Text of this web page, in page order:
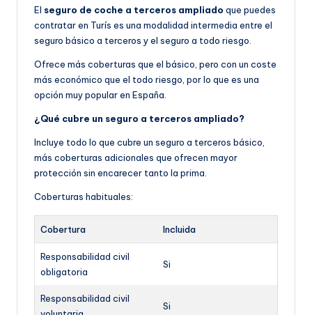
El seguro de coche a terceros ampliado que puedes
contratar en Turís es una modalidad intermedia entre el
seguro básico a terceros y el seguro a todo riesgo.
Ofrece más coberturas que el básico, pero con un coste
más económico que el todo riesgo, por lo que es una
opción muy popular en España.
¿Qué cubre un seguro a terceros ampliado?
Incluye todo lo que cubre un seguro a terceros básico,
más coberturas adicionales que ofrecen mayor
protección sin encarecer tanto la prima.
Coberturas habituales:
Cobertura Incluida
Responsabilidad civil
obligatoria
Si
Responsabilidad civil
Si